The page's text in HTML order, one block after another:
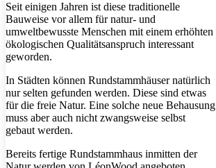
Seit einigen Jahren ist diese traditionelle
Bauweise vor allem für natur- und
umweltbewusste Menschen mit einem erhöhten
ökologischen Qualitätsanspruch interessant
geworden.
In Städten können Rundstammhäuser natürlich
nur selten gefunden werden. Diese sind etwas
für die freie Natur. Eine solche neue Behausung
muss aber auch nicht zwangsweise selbst
gebaut werden.
Bereits fertige Rundstammhaus inmitten der